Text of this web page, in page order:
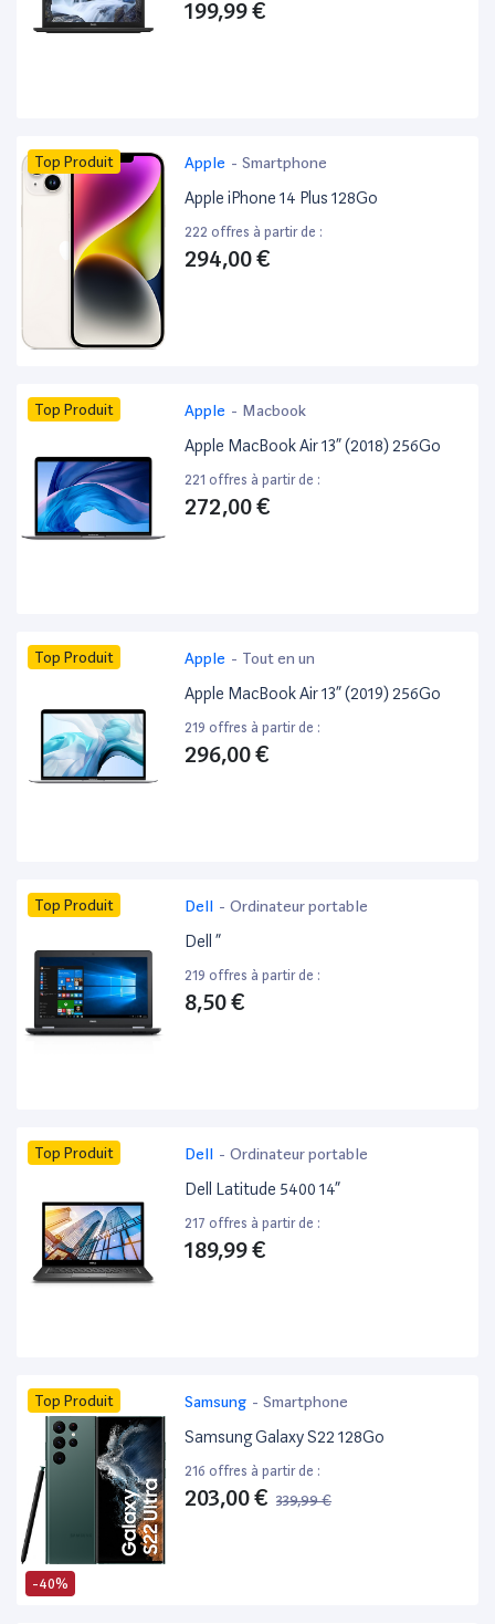
199,99 €
Top Produit Apple - Smartphone
Apple iPhone 14 Plus 128Go
222 offres à partir de :
294,00 €
Top Produit Apple - Macbook
Apple MacBook Air 13” (2018) 256Go
221 offres à partir de :
272,00 €
Top Produit Apple - Tout en un
Apple MacBook Air 13” (2019) 256Go
219 offres à partir de :
296,00 €
Top Produit Dell - Ordinateur portable
Dell ”
219 offres à partir de :
8,50 €
Top Produit Dell - Ordinateur portable
Dell Latitude 5400 14”
217 offres à partir de :
189,99 €
-40%
Top Produit Samsung - Smartphone
Samsung Galaxy S22 128Go
216 offres à partir de :
203,00 € 339,99 €